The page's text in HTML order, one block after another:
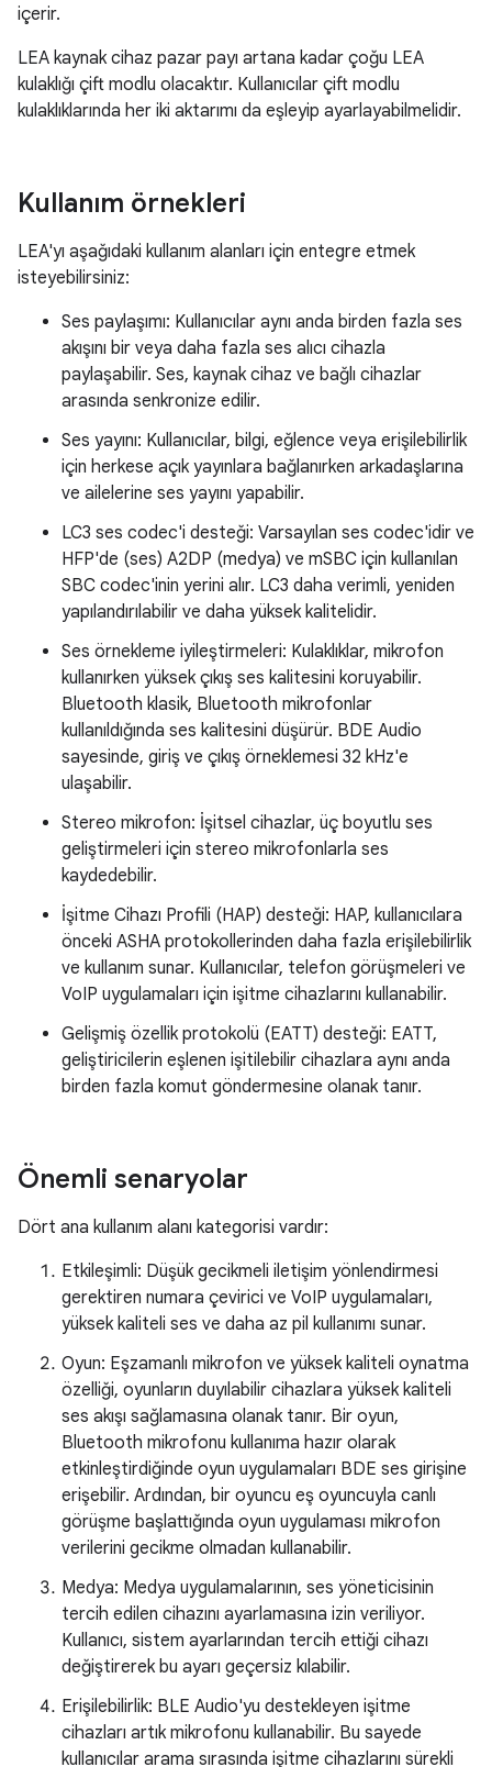
içerir.
LEA kaynak cihaz pazar payı artana kadar çoğu LEA
kulaklığı çift modlu olacaktır. Kullanıcılar çift modlu
kulaklıklarında her iki aktarımı da eşleyip ayarlayabilmelidir.
Kullanım örnekleri
LEA'yı aşağıdaki kullanım alanları için entegre etmek
isteyebilirsiniz:
Ses paylaşımı: Kullanıcılar aynı anda birden fazla ses
akışını bir veya daha fazla ses alıcı cihazla
paylaşabilir. Ses, kaynak cihaz ve bağlı cihazlar
arasında senkronize edilir.
Ses yayını: Kullanıcılar, bilgi, eğlence veya erişilebilirlik
için herkese açık yayınlara bağlanırken arkadaşlarına
ve ailelerine ses yayını yapabilir.
LC3 ses codec'i desteği: Varsayılan ses codec'idir ve
HFP'de (ses) A2DP (medya) ve mSBC için kullanılan
SBC codec'inin yerini alır. LC3 daha verimli, yeniden
yapılandırılabilir ve daha yüksek kalitelidir.
Ses örnekleme iyileştirmeleri: Kulaklıklar, mikrofon
kullanırken yüksek çıkış ses kalitesini koruyabilir.
Bluetooth klasik, Bluetooth mikrofonlar
kullanıldığında ses kalitesini düşürür. BDE Audio
sayesinde, giriş ve çıkış örneklemesi 32 kHz'e
ulaşabilir.
Stereo mikrofon: İşitsel cihazlar, üç boyutlu ses
geliştirmeleri için stereo mikrofonlarla ses
kaydedebilir.
İşitme Cihazı Profili (HAP) desteği: HAP, kullanıcılara
önceki ASHA protokollerinden daha fazla erişilebilirlik
ve kullanım sunar. Kullanıcılar, telefon görüşmeleri ve
VoIP uygulamaları için işitme cihazlarını kullanabilir.
Gelişmiş özellik protokolü (EATT) desteği: EATT,
geliştiricilerin eşlenen işitilebilir cihazlara aynı anda
birden fazla komut göndermesine olanak tanır.
Önemli senaryolar
Dört ana kullanım alanı kategorisi vardır:
Etkileşimli: Düşük gecikmeli iletişim yönlendirmesi
gerektiren numara çevirici ve VoIP uygulamaları,
yüksek kaliteli ses ve daha az pil kullanımı sunar.
Oyun: Eşzamanlı mikrofon ve yüksek kaliteli oynatma
özelliği, oyunların duyılabilir cihazlara yüksek kaliteli
ses akışı sağlamasına olanak tanır. Bir oyun,
Bluetooth mikrofonu kullanıma hazır olarak
etkinleştirdiğinde oyun uygulamaları BDE ses girişine
erişebilir. Ardından, bir oyuncu eş oyuncuyla canlı
görüşme başlattığında oyun uygulaması mikrofon
verilerini gecikme olmadan kullanabilir.
Medya: Medya uygulamalarının, ses yöneticisinin
tercih edilen cihazını ayarlamasına izin veriliyor.
Kullanıcı, sistem ayarlarından tercih ettiği cihazı
değiştirerek bu ayarı geçersiz kılabilir.
Erişilebilirlik: BLE Audio'yu destekleyen işitme
cihazları artık mikrofonu kullanabilir. Bu sayede
kullanıcılar arama sırasında işitme cihazlarını sürekli